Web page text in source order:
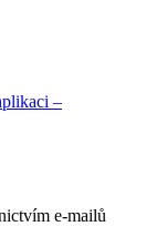
–
e-mailů